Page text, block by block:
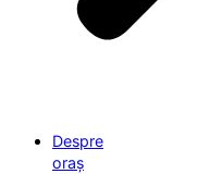
Despre
oraș